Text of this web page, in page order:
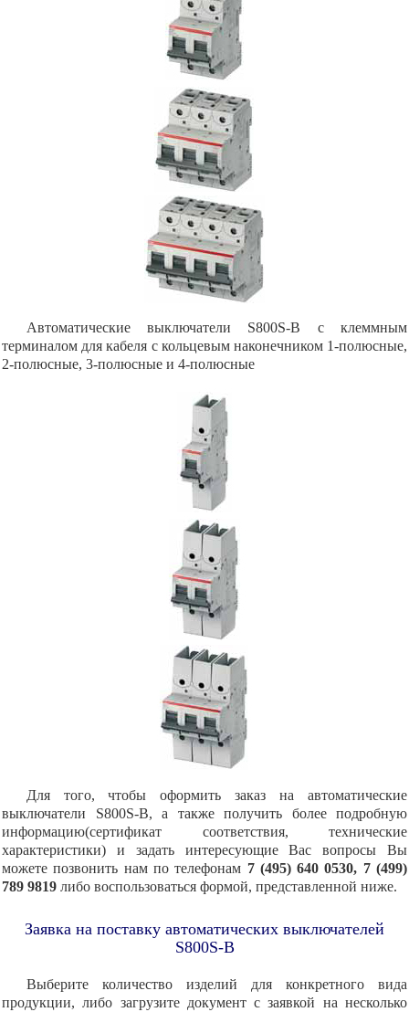
Автоматические выключатели S800S-B с клеммным
терминалом для кабеля с кольцевым наконечником 1-полюсные,
2-полюсные, 3-полюсные и 4-полюсные
Для того, чтобы оформить заказ на автоматические
выключатели S800S-B, а также получить более подробную
информацию(сертификат соответствия, технические
характеристики) и задать интересующие Вас вопросы Вы
можете позвонить нам по телефонам 7 (495) 640 0530, 7 (499)
789 9819 либо воспользоваться формой, представленной ниже.
Заявка на поставку автоматических выключателей
S800S-B
Выберите количество изделий для конкретного вида
продукции, либо загрузите документ с заявкой на несколько